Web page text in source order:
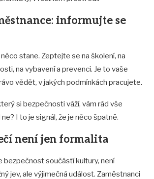
informujte se
stane. Zeptejte se na školení, na
na vybavení a prevenci. Je to vaše
vědět, v jakých podmínkách pracujete.
si bezpečnosti váží, vám rád vše
I to je signál, že je něco špatně.
není jen formalita
bezpečnost součástí kultury, není
jev, ale výjimečná událost. Zaměstnanci